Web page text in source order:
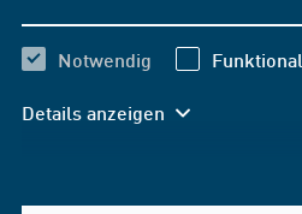
Notwendig Funktional
Details anzeigen